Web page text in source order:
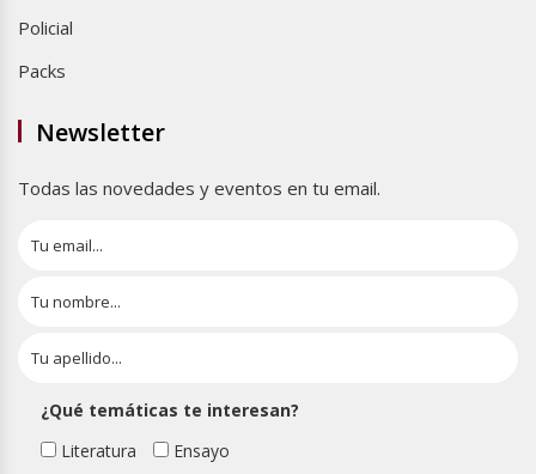
Policial
Packs
Newsletter
Todas las novedades y eventos en tu email.
¿Qué temáticas te interesan?
Literatura
Ensayo